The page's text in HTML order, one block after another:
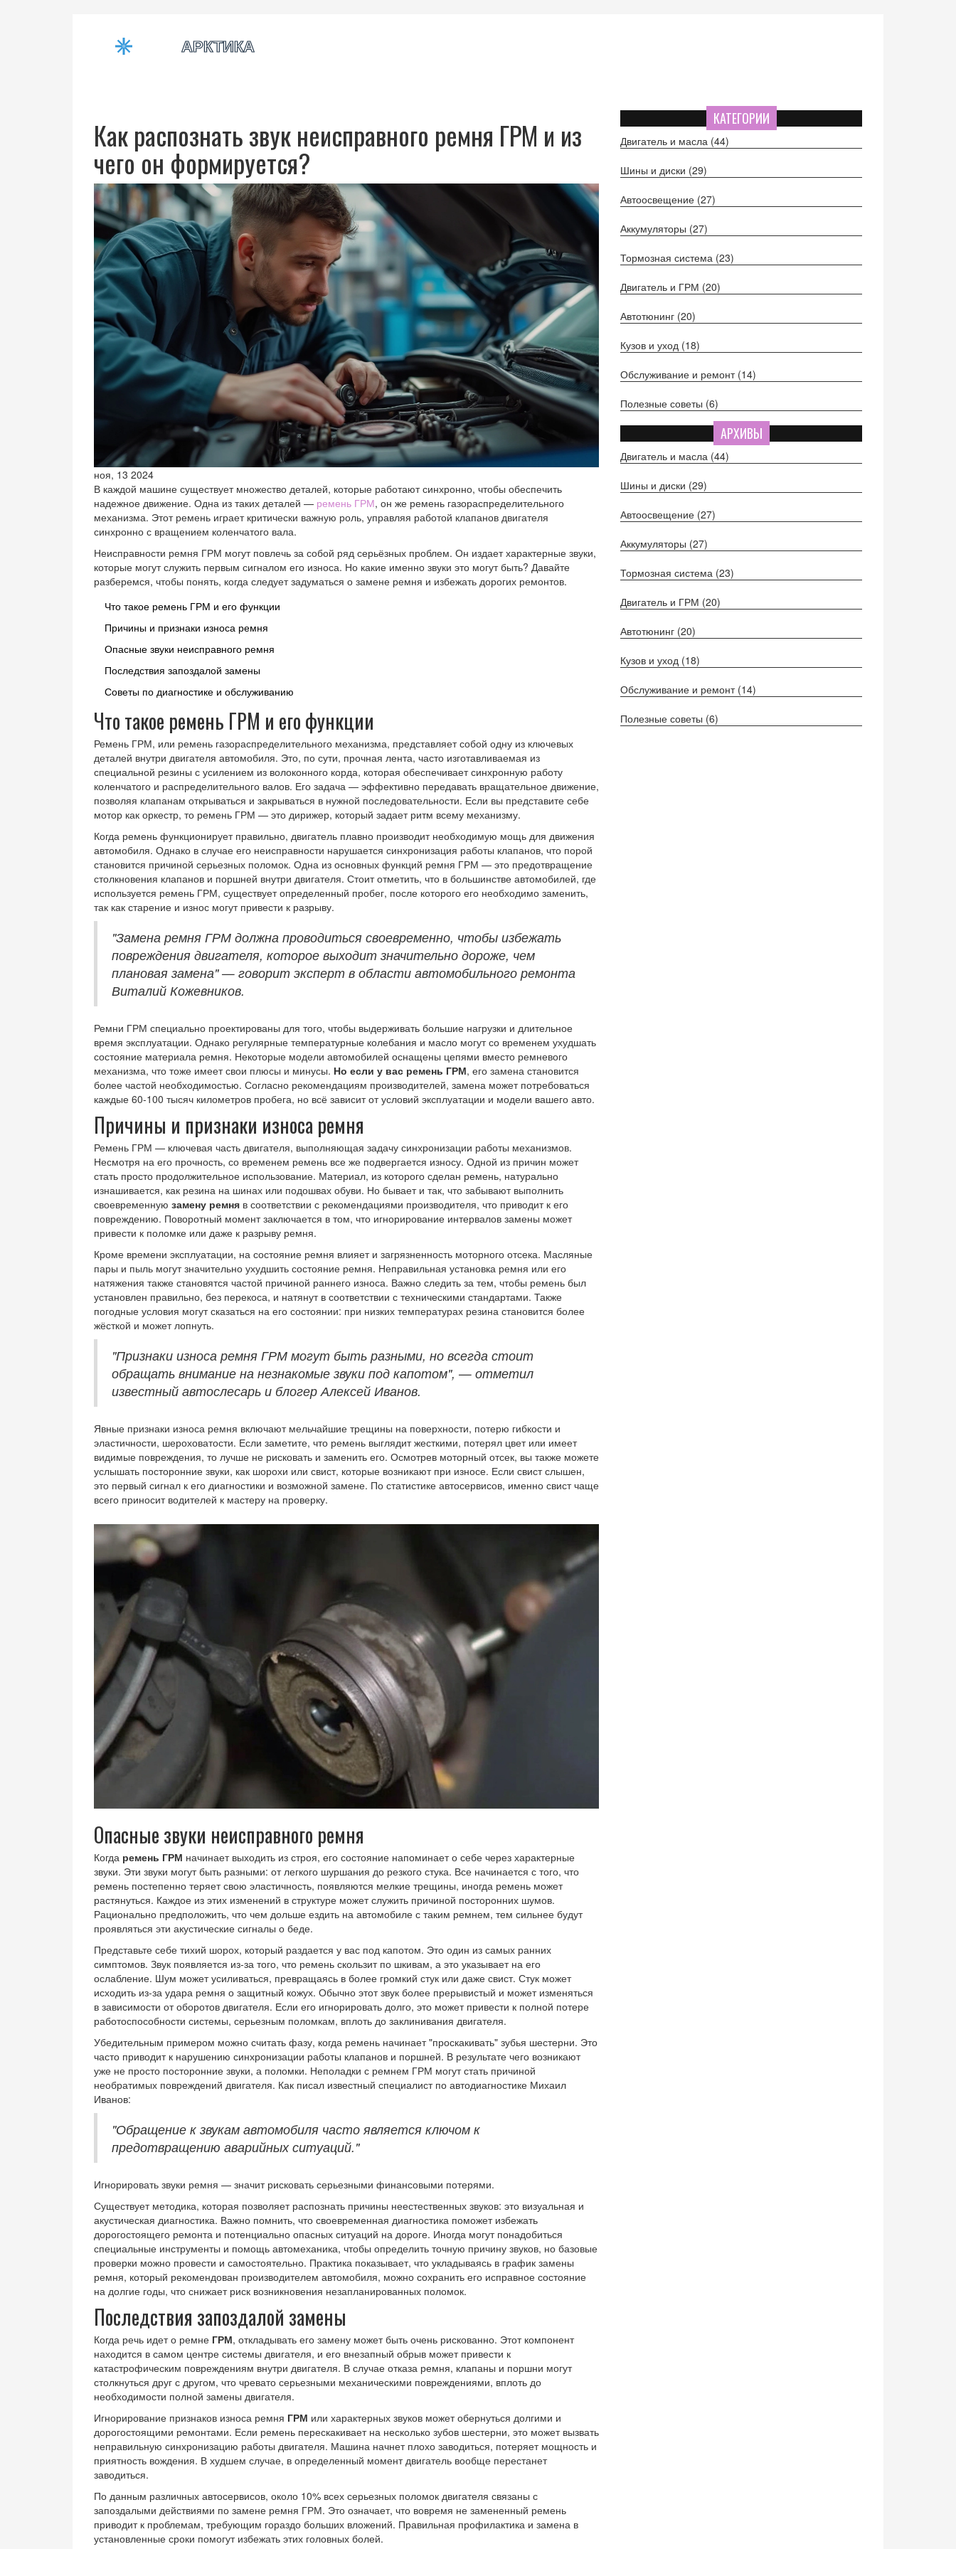
Как распознать звук неисправного ремня ГРМ и из
чего он формируется?
ноя, 13 2024
В каждой машине существует множество деталей, которые работают синхронно, чтобы обеспечить
надежное движение. Одна из таких деталей — ремень ГРМ, он же ремень газораспределительного
механизма. Этот ремень играет критически важную роль, управляя работой клапанов двигателя
синхронно с вращением коленчатого вала.
Неисправности ремня ГРМ могут повлечь за собой ряд серьёзных проблем. Он издает характерные звуки,
которые могут служить первым сигналом его износа. Но какие именно звуки это могут быть? Давайте
разберемся, чтобы понять, когда следует задуматься о замене ремня и избежать дорогих ремонтов.
Что такое ремень ГРМ и его функции
Причины и признаки износа ремня
Опасные звуки неисправного ремня
Последствия запоздалой замены
Советы по диагностике и обслуживанию
Что такое ремень ГРМ и его функции
Ремень ГРМ, или ремень газораспределительного механизма, представляет собой одну из ключевых
деталей внутри двигателя автомобиля. Это, по сути, прочная лента, часто изготавливаемая из
специальной резины с усилением из волоконного корда, которая обеспечивает синхронную работу
коленчатого и распределительного валов. Его задача — эффективно передавать вращательное движение,
позволяя клапанам открываться и закрываться в нужной последовательности. Если вы представите себе
мотор как оркестр, то ремень ГРМ — это дирижер, который задает ритм всему механизму.
Когда ремень функционирует правильно, двигатель плавно производит необходимую мощь для движения
автомобиля. Однако в случае его неисправности нарушается синхронизация работы клапанов, что порой
становится причиной серьезных поломок. Одна из основных функций ремня ГРМ — это предотвращение
столкновения клапанов и поршней внутри двигателя. Стоит отметить, что в большинстве автомобилей, где
используется ремень ГРМ, существует определенный пробег, после которого его необходимо заменить,
так как старение и износ могут привести к разрыву.
"Замена ремня ГРМ должна проводиться своевременно, чтобы избежать
повреждения двигателя, которое выходит значительно дороже, чем
плановая замена" — говорит эксперт в области автомобильного ремонта
Виталий Кожевников.
Ремни ГРМ специально проектированы для того, чтобы выдерживать большие нагрузки и длительное
время эксплуатации. Однако регулярные температурные колебания и масло могут со временем ухудшать
состояние материала ремня. Некоторые модели автомобилей оснащены цепями вместо ремневого
механизма, что тоже имеет свои плюсы и минусы. Но если у вас ремень ГРМ, его замена становится
более частой необходимостью. Согласно рекомендациям производителей, замена может потребоваться
каждые 60-100 тысяч километров пробега, но всё зависит от условий эксплуатации и модели вашего авто.
Причины и признаки износа ремня
Ремень ГРМ — ключевая часть двигателя, выполняющая задачу синхронизации работы механизмов.
Несмотря на его прочность, со временем ремень все же подвергается износу. Одной из причин может
стать просто продолжительное использование. Материал, из которого сделан ремень, натурально
изнашивается, как резина на шинах или подошвах обуви. Но бывает и так, что забывают выполнить
своевременную замену ремня в соответствии с рекомендациями производителя, что приводит к его
повреждению. Поворотный момент заключается в том, что игнорирование интервалов замены может
привести к поломке или даже к разрыву ремня.
Кроме времени эксплуатации, на состояние ремня влияет и загрязненность моторного отсека. Масляные
пары и пыль могут значительно ухудшить состояние ремня. Неправильная установка ремня или его
натяжения также становятся частой причиной раннего износа. Важно следить за тем, чтобы ремень был
установлен правильно, без перекоса, и натянут в соответствии с техническими стандартами. Также
погодные условия могут сказаться на его состоянии: при низких температурах резина становится более
жёсткой и может лопнуть.
"Признаки износа ремня ГРМ могут быть разными, но всегда стоит
обращать внимание на незнакомые звуки под капотом", — отметил
известный автослесарь и блогер Алексей Иванов.
Явные признаки износа ремня включают мельчайшие трещины на поверхности, потерю гибкости и
эластичности, шероховатости. Если заметите, что ремень выглядит жесткими, потерял цвет или имеет
видимые повреждения, то лучше не рисковать и заменить его. Осмотрев моторный отсек, вы также можете
услышать посторонние звуки, как шорохи или свист, которые возникают при износе. Если свист слышен,
это первый сигнал к его диагностики и возможной замене. По статистике автосервисов, именно свист чаще
всего приносит водителей к мастеру на проверку.
Опасные звуки неисправного ремня
Когда ремень ГРМ начинает выходить из строя, его состояние напоминает о себе через характерные
звуки. Эти звуки могут быть разными: от легкого шуршания до резкого стука. Все начинается с того, что
ремень постепенно теряет свою эластичность, появляются мелкие трещины, иногда ремень может
растянуться. Каждое из этих изменений в структуре может служить причиной посторонних шумов.
Рационально предположить, что чем дольше ездить на автомобиле с таким ремнем, тем сильнее будут
проявляться эти акустические сигналы о беде.
Представьте себе тихий шорох, который раздается у вас под капотом. Это один из самых ранних
симптомов. Звук появляется из-за того, что ремень скользит по шкивам, а это указывает на его
ослабление. Шум может усиливаться, превращаясь в более громкий стук или даже свист. Стук может
исходить из-за удара ремня о защитный кожух. Обычно этот звук более прерывистый и может изменяться
в зависимости от оборотов двигателя. Если его игнорировать долго, это может привести к полной потере
работоспособности системы, серьезным поломкам, вплоть до заклинивания двигателя.
Убедительным примером можно считать фазу, когда ремень начинает "проскакивать" зубья шестерни. Это
часто приводит к нарушению синхронизации работы клапанов и поршней. В результате чего возникают
уже не просто посторонние звуки, а поломки. Неполадки с ремнем ГРМ могут стать причиной
необратимых повреждений двигателя. Как писал известный специалист по автодиагностике Михаил
Иванов:
"Обращение к звукам автомобиля часто является ключом к
предотвращению аварийных ситуаций."
Игнорировать звуки ремня — значит рисковать серьезными финансовыми потерями.
Существует методика, которая позволяет распознать причины неестественных звуков: это визуальная и
акустическая диагностика. Важно помнить, что своевременная диагностика поможет избежать
дорогостоящего ремонта и потенциально опасных ситуаций на дороге. Иногда могут понадобиться
специальные инструменты и помощь автомеханика, чтобы определить точную причину звуков, но базовые
проверки можно провести и самостоятельно. Практика показывает, что укладываясь в график замены
ремня, который рекомендован производителем автомобиля, можно сохранить его исправное состояние
на долгие годы, что снижает риск возникновения незапланированных поломок.
Последствия запоздалой замены
Когда речь идет о ремне ГРМ, откладывать его замену может быть очень рискованно. Этот компонент
находится в самом центре системы двигателя, и его внезапный обрыв может привести к
катастрофическим повреждениям внутри двигателя. В случае отказа ремня, клапаны и поршни могут
столкнуться друг с другом, что чревато серьезными механическими повреждениями, вплоть до
необходимости полной замены двигателя.
Игнорирование признаков износа ремня ГРМ или характерных звуков может обернуться долгими и
дорогостоящими ремонтами. Если ремень перескакивает на несколько зубов шестерни, это может вызвать
неправильную синхронизацию работы двигателя. Машина начнет плохо заводиться, потеряет мощность и
приятность вождения. В худшем случае, в определенный момент двигатель вообще перестанет
заводиться.
По данным различных автосервисов, около 10% всех серьезных поломок двигателя связаны с
запоздалыми действиями по замене ремня ГРМ. Это означает, что вовремя не замененный ремень
приводит к проблемам, требующим гораздо больших вложений. Правильная профилактика и замена в
установленные сроки помогут избежать этих головных болей.
КАТЕГОРИИ
Двигатель и масла (44)
Шины и диски (29)
Автоосвещение (27)
Аккумуляторы (27)
Тормозная система (23)
Двигатель и ГРМ (20)
Автотюнинг (20)
Кузов и уход (18)
Обслуживание и ремонт (14)
Полезные советы (6)
АРХИВЫ
Двигатель и масла (44)
Шины и диски (29)
Автоосвещение (27)
Аккумуляторы (27)
Тормозная система (23)
Двигатель и ГРМ (20)
Автотюнинг (20)
Кузов и уход (18)
Обслуживание и ремонт (14)
Полезные советы (6)